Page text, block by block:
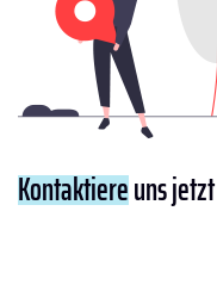
Kontaktiereuns